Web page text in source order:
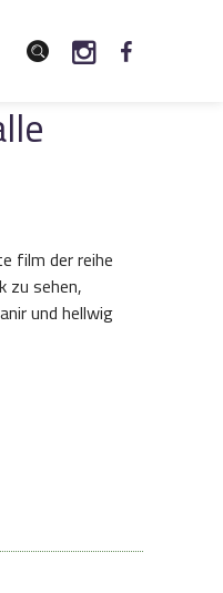
film der reihe
zu sehen,
und hellwig